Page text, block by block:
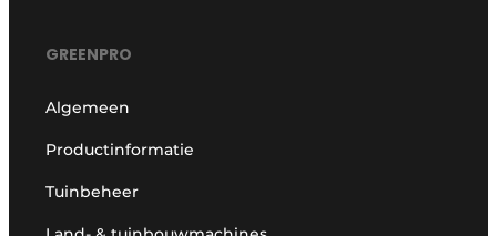
GREENPRO
Algemeen
Productinformatie
Tuinbeheer